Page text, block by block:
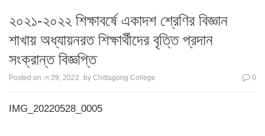
২০২১-২০২২ শিক্ষাবর্ষে একাদশ শ্রেণির বিজ্ঞান
শাখায় অধ্যায়নরত শিক্ষার্থীদের বৃত্তি প্রদান
সংক্রান্ত বিজ্ঞপ্তি
Posted on মে 29, 2022 by Chittagong College 0
IMG_20220528_0005